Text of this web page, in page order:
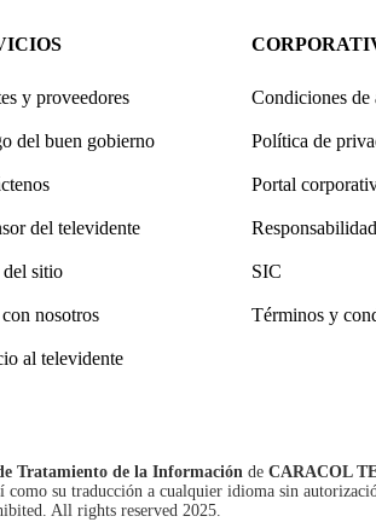
y proveedores
del buen gobierno
del televidente
sitio
nosotros
al televidente
Condiciones de
Política de
Portal
SIC
Términos y
Tratamiento de la Información de CARACOL
su traducción a cualquier idioma sin
All rights reserved 2025.